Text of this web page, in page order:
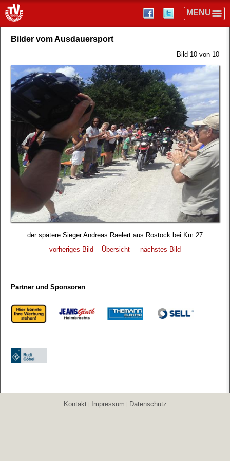
Bilder vom Ausdauersport
Bild 10 von 10
der spätere Sieger Andreas Raelert aus Rostock bei Km 27
vorheriges Bild
Übersicht nächstes Bild
Partner und Sponsoren
Kontakt| Impressum | Datenschutz